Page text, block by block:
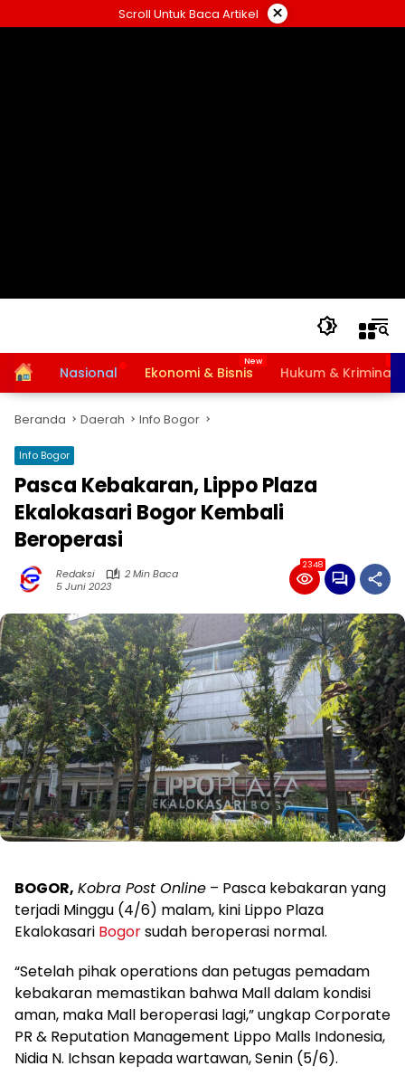
ke
Scroll Untuk Baca Artikel ×
HomeNasional Ekonomi & Bisnis Hukum & Kriminal
Beranda Daerah Info Bogor
Info Bogor
Pasca Kebakaran, Lippo Plaza
Ekalokasari Bogor Kembali
Beroperasi
Redaksi
2 Min Baca
5 Juni 2023
2348
BOGOR, Kobra Post Online – Pasca kebakaran yang
terjadi Minggu (4/6) malam, kini Lippo Plaza
Ekalokasari Bogorsudah beroperasi normal.
“Setelah pihak operations dan petugas pemadam
kebakaran memastikan bahwa Mall dalam kondisi
aman, maka Mall beroperasi lagi,” ungkap Corporate
PR & Reputation Management Lippo Malls Indonesia,
Nidia N. Ichsan kepada wartawan, Senin (5/6).